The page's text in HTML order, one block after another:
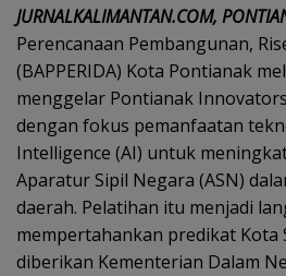
JURNALKALIMANTAN.COM,
Perencanaan Pembangunan,
(BAPPERIDA) Kota Pontianak
menggelar Pontianak Innovators
dengan fokus pemanfaatan
Intelligence (AI) untuk
Aparatur Sipil Negara (ASN)
daerah. Pelatihan itu menjadi
mempertahankan predikat Kota
diberikan Kementerian Dalam